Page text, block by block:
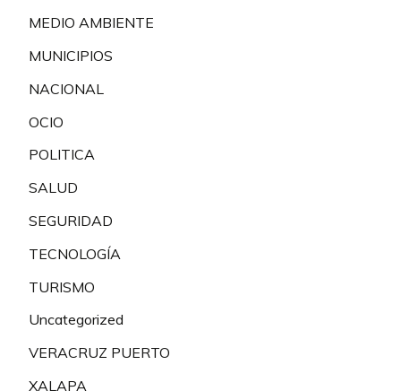
MEDIO AMBIENTE
MUNICIPIOS
NACIONAL
OCIO
POLITICA
SALUD
SEGURIDAD
TECNOLOGÍA
TURISMO
Uncategorized
VERACRUZ PUERTO
XALAPA